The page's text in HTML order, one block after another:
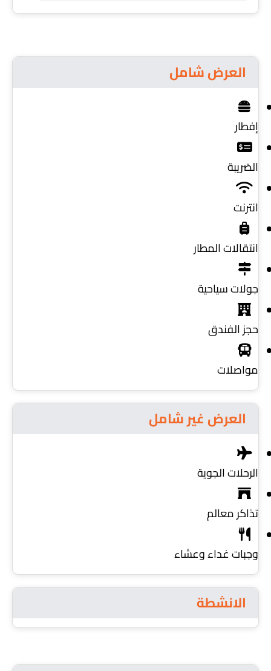
العرض شامل
إفطار
الضريبة
انترنت
انتقالات المطار
جولات سياحية
حجز الفندق
مواصلات
العرض غير شامل
الرحلات الجوية
تذاكر معالم
وجبات غداء وعشاء
الانشطة